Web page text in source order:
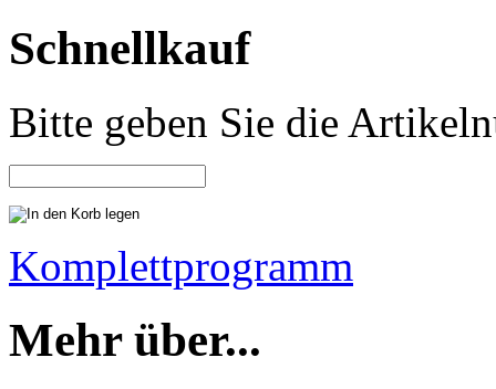
Schnellkauf
Bitte geben Sie die
Komplettprogramm
Mehr über...